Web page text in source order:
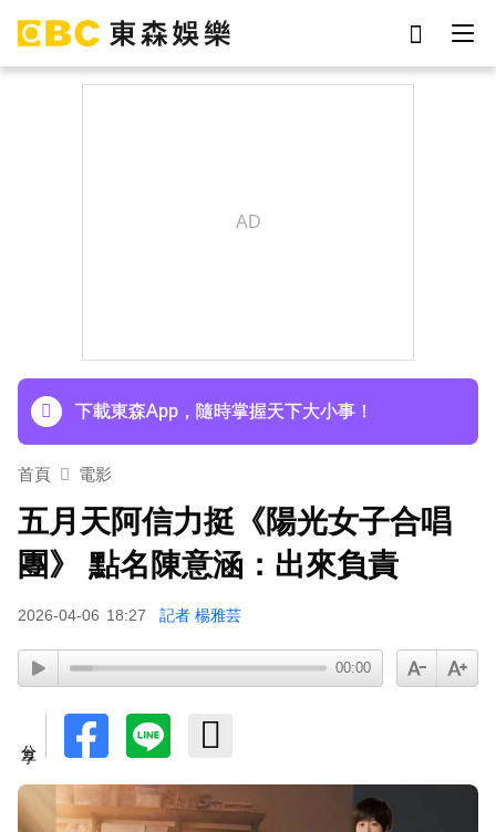
下載東森App，隨時掌握天下大小事！
首頁 電影
五月天阿信力挺《陽光女子合唱
團》 點名陳意涵：出來負責
2026-04-06 18:27 記者 楊雅芸
00:00